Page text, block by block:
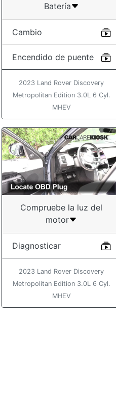
Batería
Cambio
Encendido de puente
2023 Land Rover Discovery
Metropolitan Edition 3.0L 6 Cyl.
MHEV
Compruebe la luz del
motor
Diagnosticar
2023 Land Rover Discovery
Metropolitan Edition 3.0L 6 Cyl.
MHEV